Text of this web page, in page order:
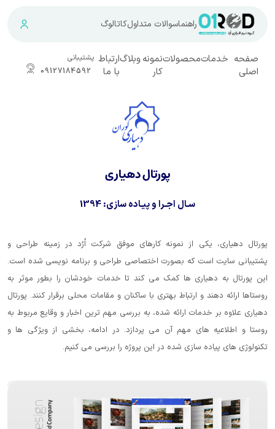
راهنما سوالات متداولکاتالوگ
محصولاتنمونهوبلاگارتباط پشتیبانی
09127184592
سـال اجـرا و پیـاده سازی:1394
از نمونه کارهای موفق شرکت اُرُد در زمینه طراحی و
که بصورت اختصاصی طراحی و برنامه نویسی شده است.
ها کمک می کند تا خدمات خودشان را بطور موثر به
و ارتباط بهتری با ساکنان و مقامات محلی برقرار کنند. پورتال
ارائه شده، به بررسی مهم ترین اخبار و وقایع مربوط به
های مهم آن می پردازد. در ادامه، بخشی از ویژگی ها و
سازی شده در این پروژه را بررسی می کنیم.
بستر جامع است که با هدف برقراری ارتباط بین دهیاری و
در این پورتال به ثبت و بررسی اطلاعات روستا و اطلاعیه